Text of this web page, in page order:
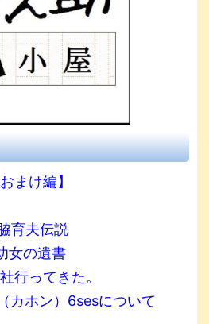
まけ編】
育夫伝説
女の遺書
行ってきた。
カホン）6sesについて